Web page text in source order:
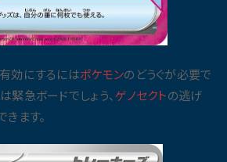
効にするにはポケモンのどうぐが必要で
緊急ボードでしょう、ゲノセクトの逃げ
ます。